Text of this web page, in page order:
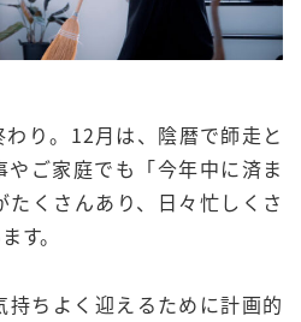
り。12月は、陰暦で師走と
ご家庭でも「今年中に済ま
くさんあり、日々忙しくさ
す。
ちよく迎えるために計画的